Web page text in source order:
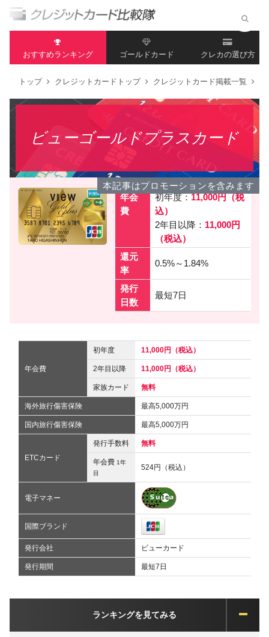
おすすめランキング ゴールドカード クレカの選び方
トップ クレジットカードトップ クレジットカード掲載一覧
ビューゴールドプラスカード
本記事はプロモーションを含みます
年会
費
初年度：11,000円（税
込）
2年目以降： 11,000円
（税込）
還元
率
0.5%～1.84%
発行
日数
最短7日
年会費
初年度 11,000円（税込）
2年目以降 11,000円（税込）
家族カード 無料
海外旅行傷害保険 最高5,000万円
国内旅行傷害保険 最高5,000万円
ETCカード
発行手数料 無料
年会費 1年
目
524円（税込）
電子マネー
国際ブランド
発行会社 ビューカード
発行期間 最短7日
ランキングを見てみる